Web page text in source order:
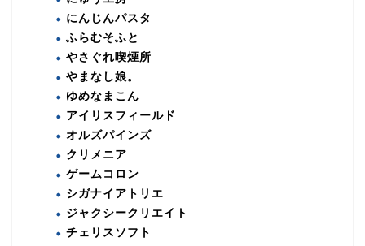
にんじんパスタ
ふらむそふと
やさぐれ喫煙所
やまなし娘。
ゆめなまこん
アイリスフィールド
オルズパインズ
クリメニア
ゲームコロン
シガナイアトリエ
ジャクシークリエイト
チェリスソフト